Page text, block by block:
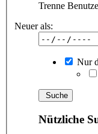
Trenne
Neuer als:
Nur
Nützliche